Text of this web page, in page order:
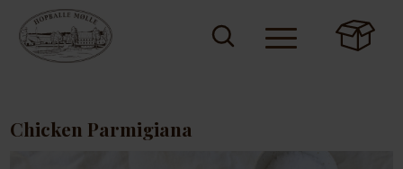
Chicken Parmigiana